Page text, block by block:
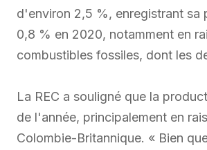
d'environ 2,5 %, enregistrant sa
0,8 % en 2020, notamment en
combustibles fossiles, dont les
La REC a souligné que la
de l'année, principalement en
Colombie-Britannique. « Bien